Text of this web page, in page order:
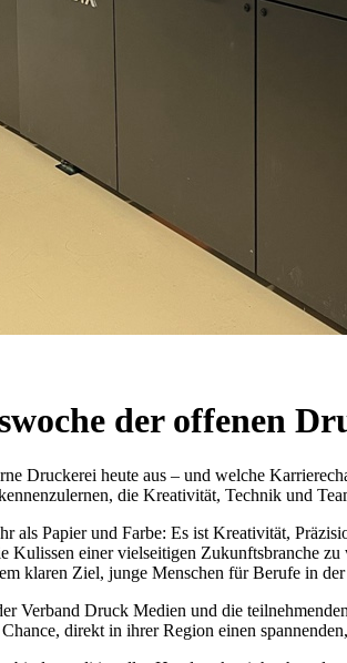
der offenen
Druckerei heute aus – und welche
die Kreativität, Technik und
als Papier und Farbe: Es ist Kreativität,
Kulissen einer vielseitigen Zukunftsbranche
klaren Ziel, junge Menschen für Berufe in
Verband Druck Medien und die
direkt in ihrer Region einen